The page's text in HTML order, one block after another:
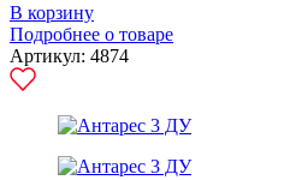
В корзину
Подробнее о товаре
Артикул: 4874